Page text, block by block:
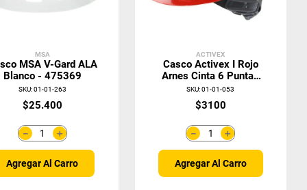
MSA
MSA V-Gard ALA
Blanco - 475369
SKU:01-01-263
$25.400
＋
－
Agregar Al Carro
ACTIVEX
Casco Activex I Rojo
Arnes Cinta 6 Puntas
Ratchet
SKU:01-01-053
$3100
＋
－
Agregar Al Carro